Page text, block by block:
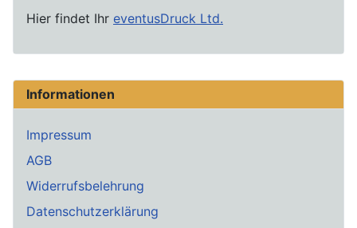
Informationen
Impressum
AGB
Widerrufsbelehrung
Datenschutzerklärung
Hier findet Ihr eventusDruck Ltd.